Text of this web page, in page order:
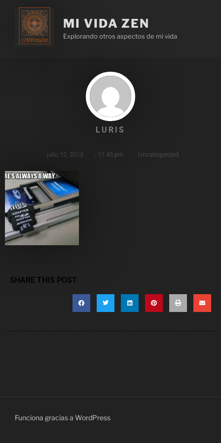
MI VIDA ZEN
Explorando otros aspectos de mi vida
LURIS
julio 12, 2013 11:45 pm Uncategorized
SHARE THIS POST
Funciona gracias a WordPress